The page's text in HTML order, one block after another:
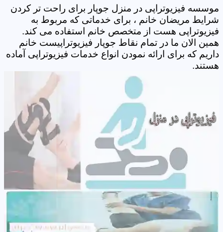
موسسه فیزیوتراپی در منزل جوپار برای راحت تر کردن
شرایط مریضان خانم ، برای خدماتی که مربوط به
فیزیوتراپی هست از متخصص خانم استفاده می کند.
همین الان ما در تمام نقاط جوپار فیزیوتراپیست خانم
داریم که برای ارائه نمودن انواع خدمات فیزیوتراپی آماده
هستند.